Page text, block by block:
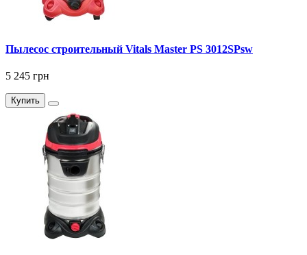
Пылесос строительный Vitals Master PS 3012SPsw
5 245 грн
Купить